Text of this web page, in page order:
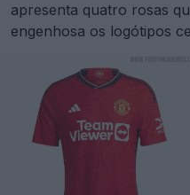
apresenta quatro rosas
engenhosa os logótipos